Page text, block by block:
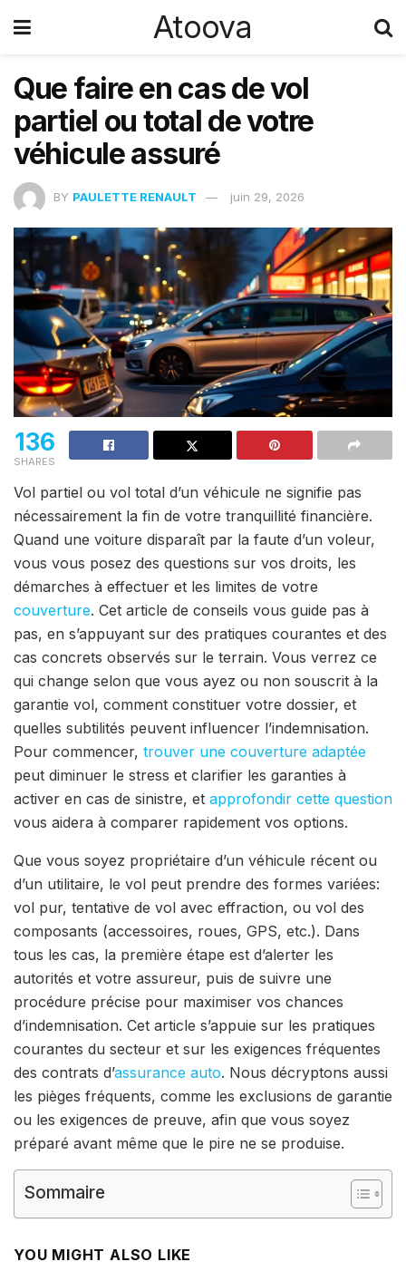
Atoova
Que faire en cas de vol
partiel ou total de votre
véhicule assuré
BY PAULETTE RENAULT juin 29, 2026
136
SHARES
Vol partiel ou vol total d’un véhicule ne signifie pas
nécessairement la fin de votre tranquillité financière.
Quand une voiture disparaît par la faute d’un voleur,
vous vous posez des questions sur vos droits, les
démarches à effectuer et les limites de votre
couverture. Cet article de conseils vous guide pas à
pas, en s’appuyant sur des pratiques courantes et des
cas concrets observés sur le terrain. Vous verrez ce
qui change selon que vous ayez ou non souscrit à la
garantie vol, comment constituer votre dossier, et
quelles subtilités peuvent influencer l’indemnisation.
Pour commencer, trouver une couverture adaptée
peut diminuer le stress et clarifier les garanties à
activer en cas de sinistre, et approfondir cette question
vous aidera à comparer rapidement vos options.
Que vous soyez propriétaire d’un véhicule récent ou
d’un utilitaire, le vol peut prendre des formes variées:
vol pur, tentative de vol avec effraction, ou vol des
composants (accessoires, roues, GPS, etc.). Dans
tous les cas, la première étape est d’alerter les
autorités et votre assureur, puis de suivre une
procédure précise pour maximiser vos chances
d’indemnisation. Cet article s’appuie sur les pratiques
courantes du secteur et sur les exigences fréquentes
des contrats d’assurance auto. Nous décryptons aussi
les pièges fréquents, comme les exclusions de garantie
ou les exigences de preuve, afin que vous soyez
préparé avant même que le pire ne se produise.
Sommaire
YOU MIGHT ALSO LIKE